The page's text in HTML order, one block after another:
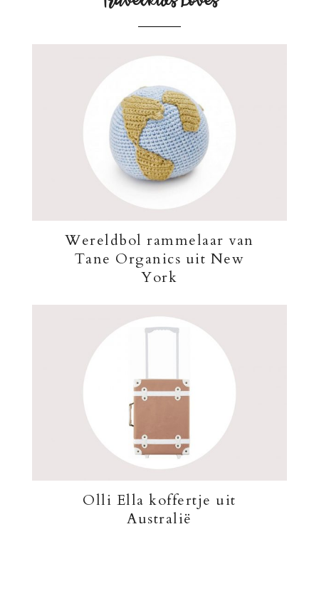
Wereldbol rammelaar van
Tane Organics uit New
York
Olli Ella koffertje uit
Australië